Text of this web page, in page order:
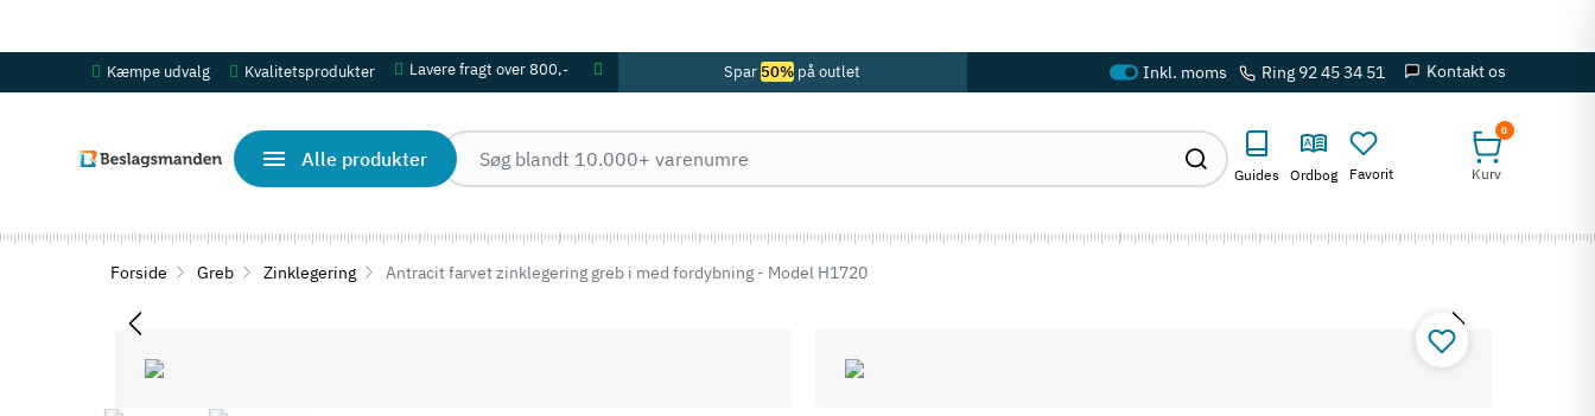
Kæmpe udvalg Kvalitetsprodukter Lavere fragt over 800,- Spar 50% på outlet Ring 92 45 34 51 Kontakt os
Alle produkter
Guides Ordbog Favorit
0
Kurv
Forside Greb Zinklegering Antracit farvet zinklegering greb i med fordybning - Model H1720